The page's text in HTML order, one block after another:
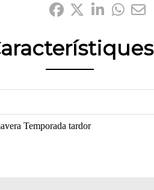
Temporada tardor